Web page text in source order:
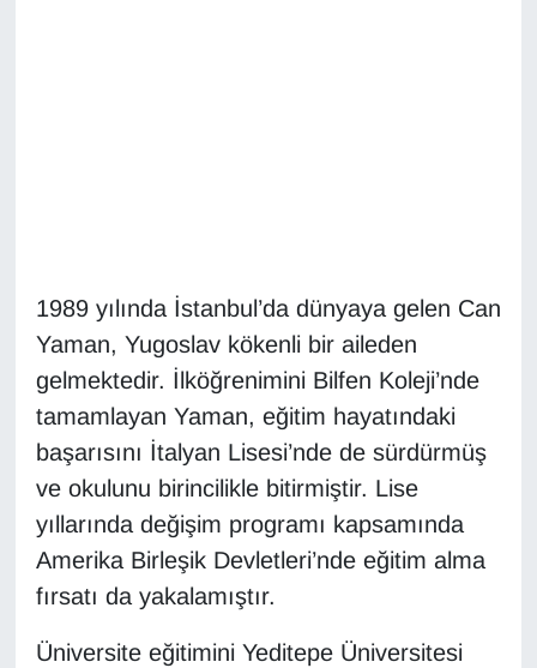
1989 yılında İstanbul’da dünyaya gelen Can
Yaman, Yugoslav kökenli bir aileden
gelmektedir. İlköğrenimini Bilfen Koleji’nde
tamamlayan Yaman, eğitim hayatındaki
başarısını İtalyan Lisesi’nde de sürdürmüş
ve okulunu birincilikle bitirmiştir. Lise
yıllarında değişim programı kapsamında
Amerika Birleşik Devletleri’nde eğitim alma
fırsatı da yakalamıştır.
Üniversite eğitimini Yeditepe Üniversitesi
Emlak
En çok konuşulanlar
GENEL
Güncel
Gündem
Haber